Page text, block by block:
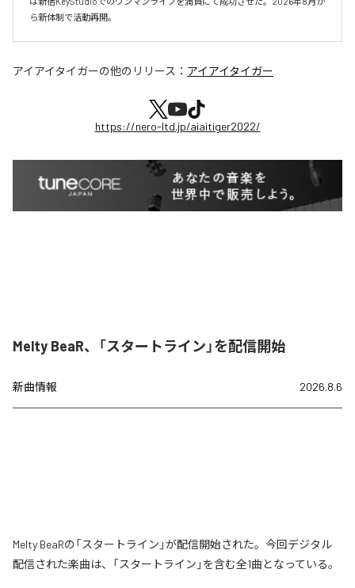
ら新体制で活動再開。
アイアイタイガーの他のリリース： アイアイタイガー
https://nero-ltd.jp/aiaitiger2022/
Melty BeaR、「スタートライン」を配信開始
新曲情報 2026.8.6
Melty BeaRの「スタートライン」が配信開始された。今回デジタル
配信された楽曲は、「スタートライン」を含む全1曲となっている。